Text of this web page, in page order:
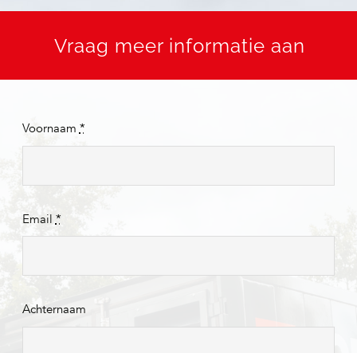
Vraag meer informatie aan
Voornaam *
Email *
Achternaam